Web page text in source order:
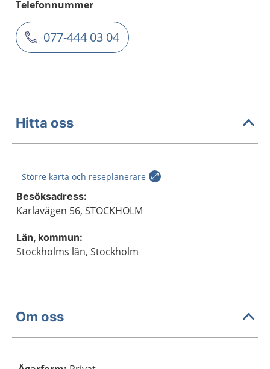
Telefonnummer
077-444 03 04
Hitta oss
Större karta och reseplanerare
Besöksadress:
Karlavägen 56, STOCKHOLM
Län, kommun:
Stockholms län, Stockholm
Om oss